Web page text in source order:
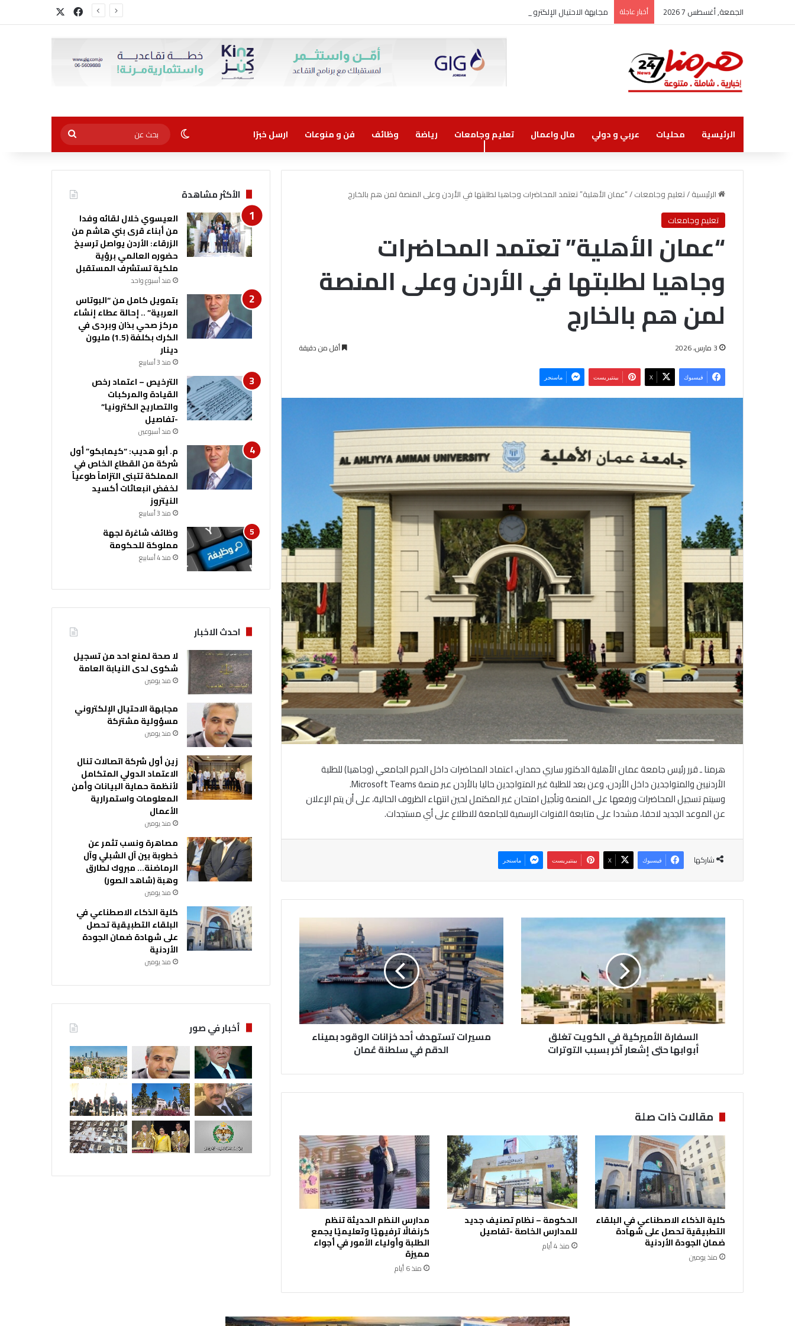
الجمعة, أغسطس 7 2026 أخبار عاجلة مجابهة الاحتيال الإلكتروني مسؤولية مشتركة فيسبوك
الرئيسية محليات عربي و دولي مال واعمال تعليم وجامعات رياضة وظائف فن و منوعات ارسل خبرًا الوضع المظلم
بحث
عن
الرئيسية/تعليم وجامعات/“عمان الأهلية” تعتمد المحاضرات وجاهيا لطلبتها في الأردن وعلى المنصة لمن هم بالخارج
تعليم وجامعات
“عمان الأهلية” تعتمد المحاضرات
وجاهيا لطلبتها في الأردن وعلى المنصة
لمن هم بالخارج
3 مارس، 2026 أقل من دقيقة
فيسبوك ‫X بينتيريست ماسنجر
هرمنا ـ قرر رئيس جامعة عمان الأهلية الدكتور ساري حمدان، اعتماد المحاضرات داخل الحرم الجامعي (وجاهيا) للطلبة
الأردنيين والمتواجدين داخل الأردن، وعن بعد للطلبة غير المتواجدين حاليا بالأردن عبر منصة Microsoft Teams.
وسيتم تسجيل المحاضرات ورفعها على المنصة وتأجيل امتحان غير المكتمل لحين انتهاء الظروف الحالية، على أن يتم الإعلان
عن الموعد الجديد لاحقا، مشددا على متابعة القنوات الرسمية للجامعة للاطلاع على أي مستجدات.
شاركها فيسبوك ‫X بينتيريست ماسنجر
ا
ل
س
ر
ة
ل
ر
ي
ة
ف
ي
ا
ل
ك
و
ي
ت
ت
غ
ل
ق
و
السفارة الأميركية في الكويت تغلق
أبوابها حتى إشعار آخر بسبب التوترات
م
ي
ر
ا
ت
ت
س
ت
أ
د
ا
ا
ت
ا
ل
و
ق
و
ن
ء
مسيرات تستهدف أحد خزانات الوقود بميناء
الدقم في سلطنة عُمان
مقالات ذات صلة
كلية الذكاء الاصطناعي في البلقاء
التطبيقية تحصل على شهادة
ضمان الجودة الأردنية
منذ يومين
الحكومة – نظام تصنيف جديد
للمدارس الخاصة -تفاصيل
منذ 4 أيام
مدارس النظم الحديثة تنظم
كرنفالًا ترفيهيًا وتعليميًا يجمع
الطلبة وأولياء الأمور في أجواء
مميزة
منذ 6 أيام
الأكثر مشاهدة
العيسوي خلال لقائه وفدا
من أبناء قرى بني هاشم من
الزرقاء: الأردن يواصل ترسيخ
حضوره العالمي برؤية
ملكية تستشرف المستقبل
منذ أسبوع واحد
بتمويل كامل من “البوتاس
العربية” .. إحالة عطاء إنشاء
مركز صحي بذان وبردى في
الكرك بكلفة (1.5) مليون
دينار
منذ 3 أسابيع
الترخيص – اعتماد رخص
القيادة والمركبات
والتصاريح الكترونيا”
-تفاصيل
منذ أسبوعين
م. أبو هديب: “كيمابكو” أول
شركة من القطاع الخاص في
المملكة تتبنى التزاماً طوعياً
لخفض انبعاثات أكسيد
النيتروز
منذ 3 أسابيع
وظائف شاغرة لجهة
مملوكة للحكومة
منذ 4 أسابيع
احدث الاخبار
لا صحة لمنع احد من تسجيل
شكوى لدى النيابة العامة
منذ يومين
مجابهة الاحتيال الإلكتروني
مسؤولية مشتركة
منذ يومين
زين أول شركة اتصالات تنال
الاعتماد الدولي المتكامل
لأنظمة حماية البيانات وأمن
المعلومات واستمرارية
الأعمال
منذ يومين
مصاهرة ونسب تثمر عن
خطوبة بين آل الشبلي وآل
الرماضنة… مبروك لطارق
وهبة (شاهد الصور)
منذ يومين
كلية الذكاء الاصطناعي في
البلقاء التطبيقية تحصل
على شهادة ضمان الجودة
الأردنية
منذ يومين
أخبار في صور